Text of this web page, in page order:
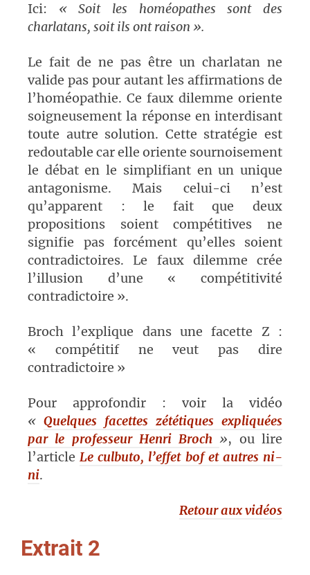
Ici: « Soit les homéopathes sont des
charlatans, soit ils ont raison ».
Le fait de ne pas être un charlatan ne
valide pas pour autant les affirmations de
l’homéopathie. Ce faux dilemme oriente
soigneusement la réponse en interdisant
toute autre solution. Cette stratégie est
redoutable car elle oriente sournoisement
le débat en le simplifiant en un unique
antagonisme. Mais celui-ci n’est
qu’apparent : le fait que deux
propositions soient compétitives ne
signifie pas forcément qu’elles soient
contradictoires. Le faux dilemme crée
l’illusion d’une « compétitivité
contradictoire ».
Broch l’explique dans une facette Z :
« compétitif ne veut pas dire
contradictoire »
Pour approfondir : voir la vidéo
« Quelques facettes zététiques expliquées
par le professeur Henri Broch », ou lire
l’articleLe culbuto, l’effet bof et autres ni-
ni.
Retour aux vidéos
Extrait 2